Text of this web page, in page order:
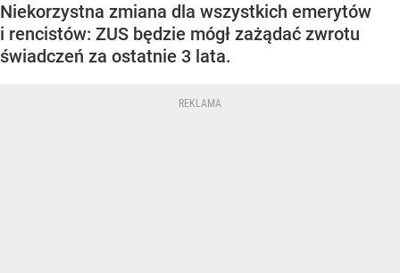
Niekorzystna zmiana dla wszystkich emerytów
i rencistów: ZUS będzie mógł zażądać zwrotu
świadczeń za ostatnie 3 lata.